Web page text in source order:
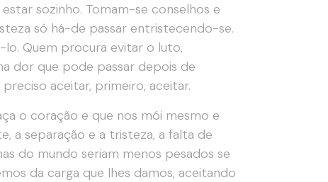
sozinho. Tomam-se conselhos e
só há-de passar entristecendo-se.
Quem procura evitar o luto,
dor que pode passar depois de
aceitar, primeiro, aceitar.
o coração e que nos mói mesmo e
a separação e a tristeza, a falta de
do mundo seriam menos pesados se
da carga que lhes damos, aceitando